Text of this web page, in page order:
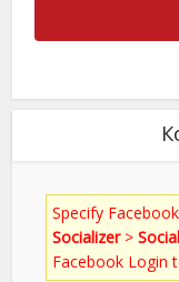
Specify
Socializer>
Facebook Login